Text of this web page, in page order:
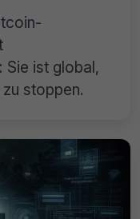
Sie ist global,
stoppen.